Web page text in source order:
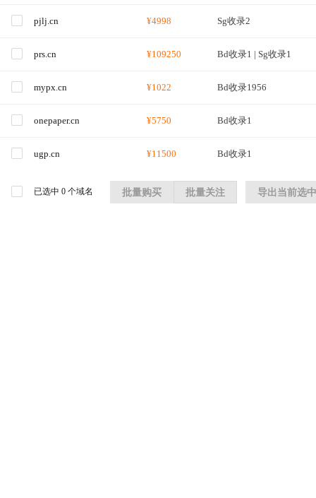
pjlj.cn ¥4998 Sg收录2
prs.cn ¥109250 Bd收录1 | Sg收录1
mypx.cn ¥1022 Bd收录1956
onepaper.cn ¥5750 Bd收录1
ugp.cn ¥11500 Bd收录1
已选中 0 个域名 批量购买 批量关注 导出当前选中